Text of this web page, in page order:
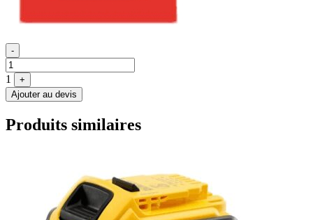
Quantité
-
1
+
Ajouter au devis
Produits similaires